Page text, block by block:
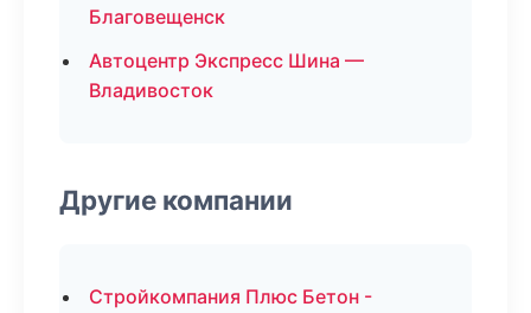
Благовещенск
Автоцентр Экспресс Шина —
Владивосток
Другие компании
Стройкомпания Плюс Бетон -